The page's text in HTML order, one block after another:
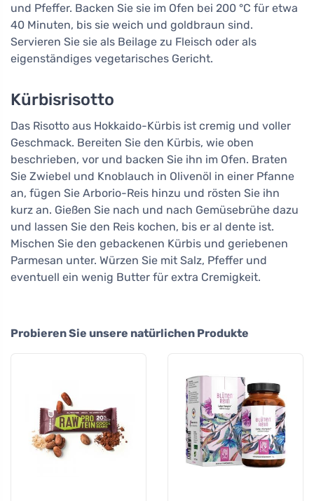
und Pfeffer. Backen Sie sie im Ofen bei 200 °C für etwa
40 Minuten, bis sie weich und goldbraun sind.
Servieren Sie sie als Beilage zu Fleisch oder als
eigenständiges vegetarisches Gericht.
Kürbisrisotto
Das Risotto aus Hokkaido-Kürbis ist cremig und voller
Geschmack. Bereiten Sie den Kürbis, wie oben
beschrieben, vor und backen Sie ihn im Ofen. Braten
Sie Zwiebel und Knoblauch in Olivenöl in einer Pfanne
an, fügen Sie Arborio-Reis hinzu und rösten Sie ihn
kurz an. Gießen Sie nach und nach Gemüsebrühe dazu
und lassen Sie den Reis kochen, bis er al dente ist.
Mischen Sie den gebackenen Kürbis und geriebenen
Parmesan unter. Würzen Sie mit Salz, Pfeffer und
eventuell ein wenig Butter für extra Cremigkeit.
Probieren Sie unsere natürlichen Produkte